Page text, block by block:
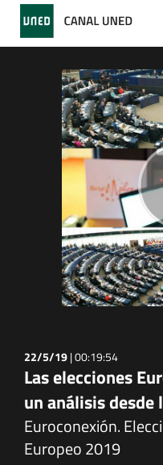
22/5/19|00:19:54
Las elecciones
un análisis desde
Euroconexión.
Europeo 2019